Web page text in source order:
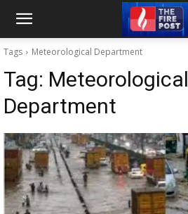
Tags Meteorological Department
Tag: Meteorological
Department